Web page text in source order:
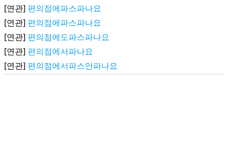
[연관] 편의점에파스파나요
[연관] 편의점에파스파나요
[연관] 편의점에도파스파나요
[연관] 편의점에서파나요
[연관] 편의점에서파스안파나요